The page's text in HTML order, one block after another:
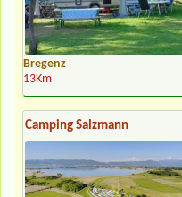
Bregenz
13Km
Camping Salzmann